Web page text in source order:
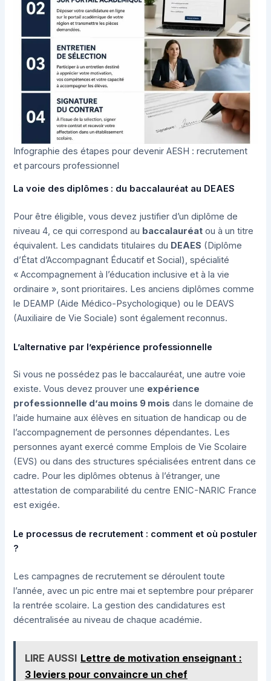
Infographie des étapes pour devenir AESH : recrutement
et parcours professionnel
La voie des diplômes : du baccalauréat au DEAES
Pour être éligible, vous devez justifier d’un diplôme de
niveau 4, ce qui correspond au baccalauréat ou à un titre
équivalent. Les candidats titulaires du DEAES (Diplôme
d’État d’Accompagnant Éducatif et Social), spécialité
« Accompagnement à l’éducation inclusive et à la vie
ordinaire », sont prioritaires. Les anciens diplômes comme
le DEAMP (Aide Médico-Psychologique) ou le DEAVS
(Auxiliaire de Vie Sociale) sont également reconnus.
L’alternative par l’expérience professionnelle
Si vous ne possédez pas le baccalauréat, une autre voie
existe. Vous devez prouver une expérience
professionnelle d’au moins 9 mois dans le domaine de
l’aide humaine aux élèves en situation de handicap ou de
l’accompagnement de personnes dépendantes. Les
personnes ayant exercé comme Emplois de Vie Scolaire
(EVS) ou dans des structures spécialisées entrent dans ce
cadre. Pour les diplômes obtenus à l’étranger, une
attestation de comparabilité du centre ENIC-NARIC France
est exigée.
Le processus de recrutement : comment et où postuler
?
Les campagnes de recrutement se déroulent toute
l’année, avec un pic entre mai et septembre pour préparer
la rentrée scolaire. La gestion des candidatures est
décentralisée au niveau de chaque académie.
LIRE AUSSI Lettre de motivation enseignant :
3 leviers pour convaincre un chef